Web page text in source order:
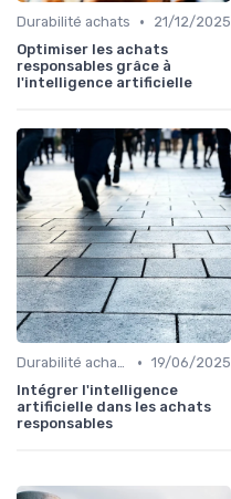
Durabilité achats •
21/12/2025
Optimiser les achats
responsables grâce à
l'intelligence artificielle
Durabilité achats • 19/06/2025
Intégrer l'intelligence
artificielle dans les achats
responsables